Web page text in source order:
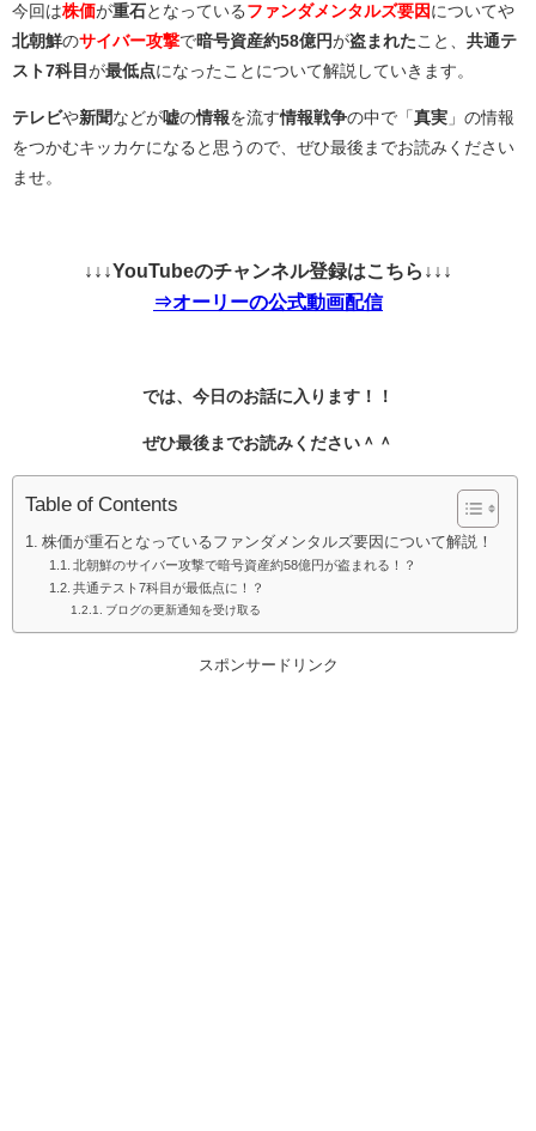
今回は株価が重石となっている ファンダメンタルズ要因 についてや
北朝鮮のサイバー攻撃で暗号資産約58億円が盗まれた こと、 共通テ
スト7科目 が最低点になったことについて解説していきます。
テレビや新聞などが嘘の情報を流す情報戦争の中で「 真実 」の情報
をつかむキッカケになると思うので、ぜひ最後までお読みください
ませ。
↓↓↓YouTubeのチャンネル登録はこちら↓↓↓
⇒オーリーの公式動画配信
では、今日のお話に入ります！！
ぜひ最後までお読みください＾＾
Table of Contents
株価が重石となっているファンダメンタルズ要因について解説！
北朝鮮のサイバー攻撃で暗号資産約58億円が盗まれる！？
共通テスト7科目が最低点に！？
ブログの更新通知を受け取る
スポンサードリンク